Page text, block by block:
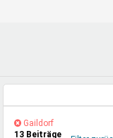
(-) Gaildorf-
Filter
Gaildorf
13 Beiträge